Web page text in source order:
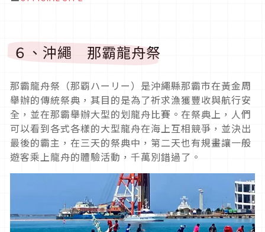
６、沖繩 那霸龍舟祭
那霸龍舟祭（那覇ハーリー） 是沖繩縣那霸市在黃金周
舉辦的傳統祭典，其目的是為了祈求漁獲豐收與航行安
全，並在那霸舉辦大型的划龍舟比賽。在祭典上，人們
可以看到各式各樣的大型龍舟在海上互相競爭，並決出
最後的霸主，在三天的祭典中，第二天也有規畫讓一般
遊客乘上龍舟的體驗活動，千萬別錯過了。